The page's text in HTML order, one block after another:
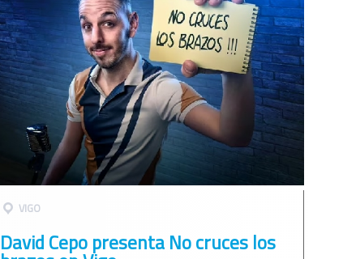
VIGO
David Cepo presenta No cruces los